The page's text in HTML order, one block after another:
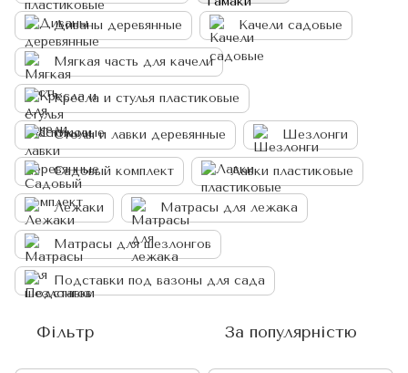
Диваны деревянные Качели садовые
Мягкая часть для качели
Кресла и стулья пластиковые
Столы и лавки деревянные Шезлонги
Садовый комплект Лавки пластиковые
Лежаки Матрасы для лежака
Матрасы для шезлонгов
Подставки под вазоны для сада
Фільтр За популярністю